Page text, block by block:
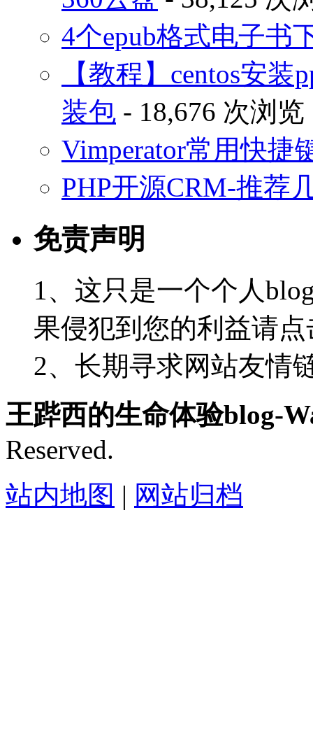
4个epub格式电子书
【教程】centos安
装包 - 18,676 次浏览
Vimperator常用快捷
PHP开源CRM-推荐
免责声明
1、这只是一个个人
果侵犯到您的利益请
2、长期寻求网站友情
王跸西的生命体验blog-
Reserved.
站内地图 | 网站归档